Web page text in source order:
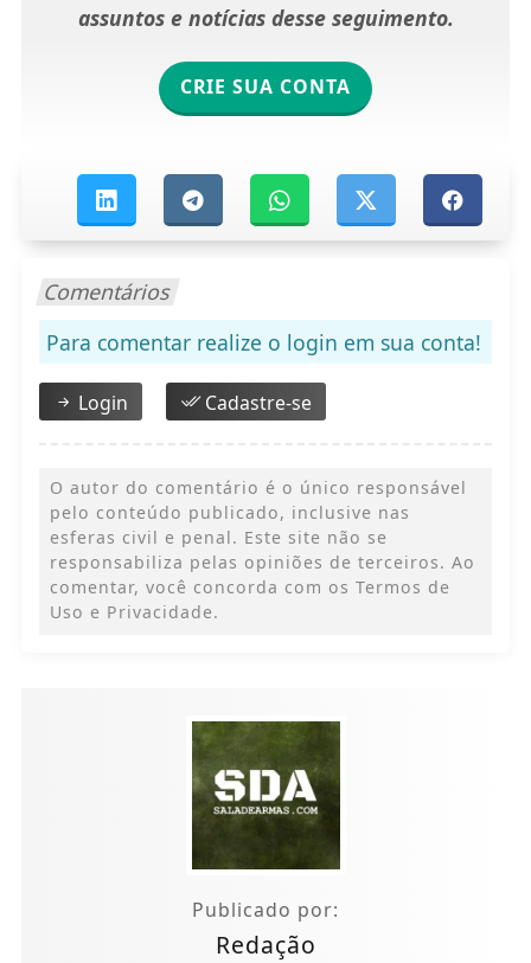
assuntos e notícias desse seguimento.
CRIE SUA CONTA
Comentários
Para comentar realize o login em sua conta!
Login Cadastre-se
O autor do comentário é o único responsável
pelo conteúdo publicado, inclusive nas
esferas civil e penal. Este site não se
responsabiliza pelas opiniões de terceiros. Ao
comentar, você concorda com os Termos de
Uso e Privacidade.
Publicado por:
Redação